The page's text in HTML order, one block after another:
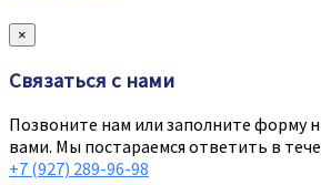
×
Связаться с нами
Позвоните нам или заполните форму
вами. Мы постараемся ответить в
+7 (927) 289-96-98